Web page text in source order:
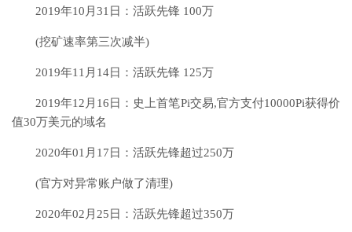
2019年10月31日：活跃先锋 100万
(挖矿速率第三次减半)
2019年11月14日：活跃先锋 125万
2019年12月16日：史上首笔Pi交易,官方支付10000Pi获得价
值30万美元的域名
2020年01月17日：活跃先锋超过250万
(官方对异常账户做了清理)
2020年02月25日：活跃先锋超过350万